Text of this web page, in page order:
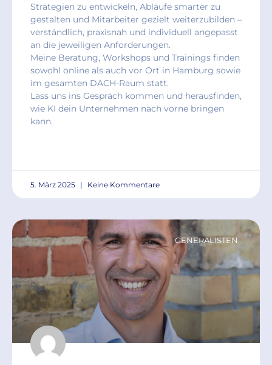
Strategien zu entwickeln, Abläufe smarter zu
gestalten und Mitarbeiter gezielt weiterzubilden –
verständlich, praxisnah und individuell angepasst
an die jeweiligen Anforderungen.
Meine Beratung, Workshops und Trainings finden
sowohl online als auch vor Ort in Hamburg sowie
im gesamten DACH-Raum statt.
Lass uns ins Gespräch kommen und herausfinden,
wie KI dein Unternehmen nach vorne bringen
kann.
5. März 2025 Keine Kommentare
GENERALISTEN